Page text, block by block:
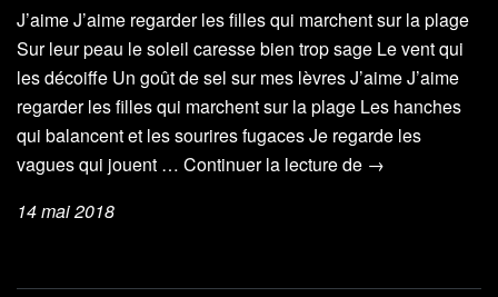
J’aime J’aime regarder les filles qui marchent sur la plage
Sur leur peau le soleil caresse bien trop sage Le vent qui
les décoiffe Un goût de sel sur mes lèvres J’aime J’aime
regarder les filles qui marchent sur la plage Les hanches
qui balancent et les sourires fugaces Je regarde les
vagues qui jouent … Continuer la lecture de J’aime
→
14 mai 2018